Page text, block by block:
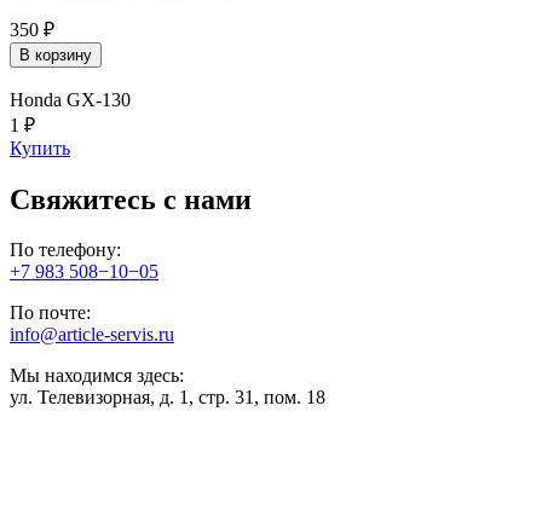
350 ₽
В корзину
Honda GX-130
1 ₽
Купить
Свяжитесь с нами
По телефону:
+7 983 508−10−05
По почте:
info@article-servis.ru
Мы находимся здесь:
ул. Телевизорная, д. 1, стр. 31, пом. 18